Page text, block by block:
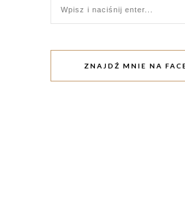
ZNAJDŹ MNIE NA